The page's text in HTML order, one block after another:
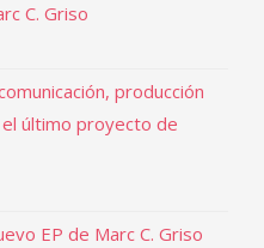
C. Griso
producción
el último proyecto de
EP de Marc C. Griso